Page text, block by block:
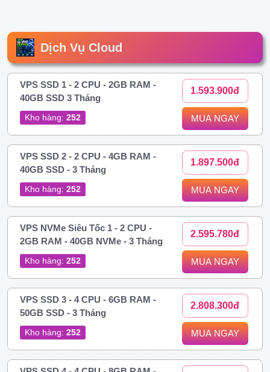
Dịch Vụ Cloud
VPS SSD 1 - 2 CPU - 2GB RAM -
40GB SSD 3 Tháng
Kho hàng: 252
1.593.900đ
MUA NGAY
VPS SSD 2 - 2 CPU - 4GB RAM -
40GB SSD - 3 Tháng
Kho hàng: 252
1.897.500đ
MUA NGAY
VPS NVMe Siêu Tốc 1 - 2 CPU -
2GB RAM - 40GB NVMe - 3 Tháng
Kho hàng: 252
2.595.780đ
MUA NGAY
VPS SSD 3 - 4 CPU - 6GB RAM -
50GB SSD - 3 Tháng
Kho hàng: 252
2.808.300đ
MUA NGAY